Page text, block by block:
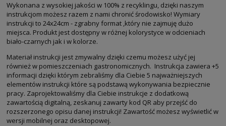
Wykonana z wysokiej jakości w 100% z recyklingu, dzięki naszym
instrukcjom możesz razem z nami chronić środowisko! Wymiary
instrukcji to 24x24cm - zgrabny format ,który nie zajmuję dużo
miejsca. Produkt jest dostępny w różnej kolorystyce w odcieniach
biało-czarnych jak i w kolorze.
Materiał instrukcji jest zmywalny dzięki czemu możesz użyć jej
również w pomieszczeniach gastronomicznych. Instrukcja zawiera +5
informacji dzięki którym zebraliśmy dla Ciebie 5 najważniejszych
elementów instrukcji które są podstawą wykonywania bezpiecznie
pracy. Zaprojektowaliśmy dla Ciebie instrukcje z dodatkową
zawartością digitalną, zeskanuj zawarty kod QR aby przejść do
rozszerzonego opisu danej instrukcji! Zawartość możesz wyświetlić w
wersji mobilnej oraz desktopowej.